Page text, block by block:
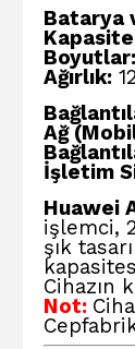
Batarya
Boyutlar:
Ağırlık:
Ağ
İşletim
Huawei
işlemci,
şık
Cihazın
Not: